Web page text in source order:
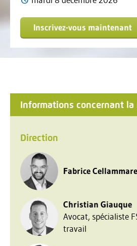
Inscrivez-vous maintenant
Informations concernant
Direction
Fabrice Cellammare
Christian Giauque
Avocat, spécialiste
travail